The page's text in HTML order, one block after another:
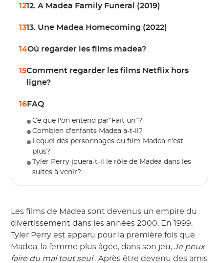
1212. A Madea Family Funeral (2019)
1313. Une Madea Homecoming (2022)
14Où regarder les films madea?
15Comment regarder les films Netflix hors
ligne?
16FAQ
Ce que l'on entend par“Fait un”?
Combien d'enfants Madea a-t-il?
Lequel des personnages du film Madea n'est
plus?
Tyler Perry jouera-t-il le rôle de Madea dans les
suites à venir?
Les films de Madea sont devenus un empire du
divertissement dans les années 2000. En 1999,
Tyler Perry est apparu pour la première fois que
Madea, la femme plus âgée, dans son jeu,Je peux
faire du mal tout seul . Après être devenu des amis